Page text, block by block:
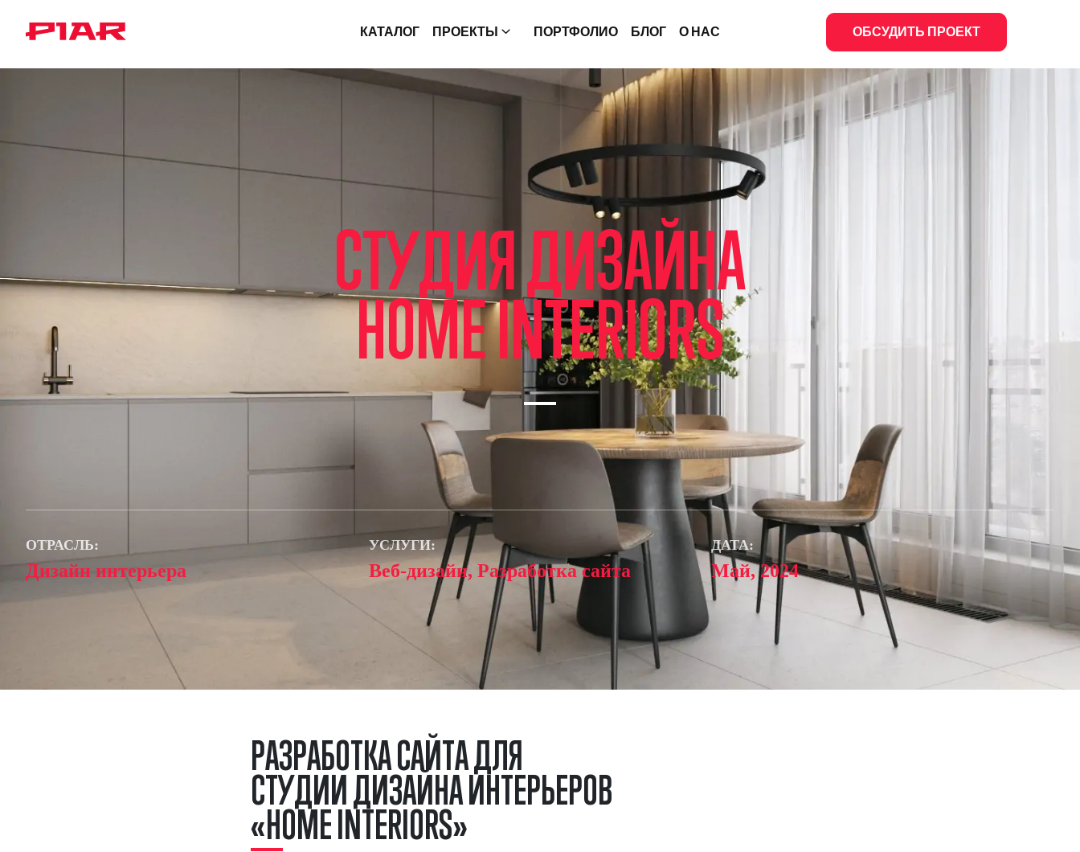
КАТАЛОГ ПРОЕКТЫ ПОРТФОЛИО БЛОГ О НАС ОБСУДИТЬ ПРОЕКТ
СТУДИЯДИЗАЙНА
HOMEINTERIORS
ОТРАСЛЬ:
Дизайн интерьера
УСЛУГИ:
Веб-дизайн, Разработка сайта
ДАТА:
Май, 2024
РАЗРАБОТКАСАЙТАДЛЯ
CТУДИИДИЗАЙНАИНТЕРЬЕРОВ
«HOMEINTERIORS»